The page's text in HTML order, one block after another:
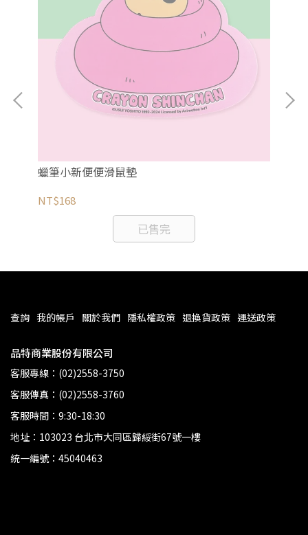
蠟筆小新便便滑鼠墊
NT$168
已售完
查詢 我的帳戶 關於我們 隱私權政策 退換貨政策 運送政策
品特商業股份有限公司
客服專線：(02)2558-3750
客服傳真：(02)2558-3760
客服時間：9:30-18:30
地址：103023 台北市大同區歸綏街67號一樓
統一編號：45040463